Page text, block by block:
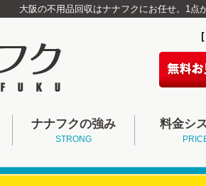
大阪の不用品回収はナナフクにお任せ。1点
ナナフクの強み
STRONG
料金シ